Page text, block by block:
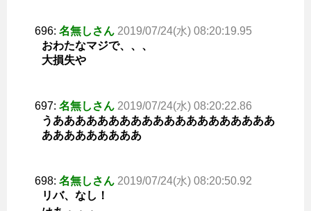
696: 名無しさん 2019/07/24(水) 08:20:19.95
おわたなマジで、、、
大損失や
697: 名無しさん 2019/07/24(水) 08:20:22.86
うああああああああああああああああああああ
あああああああああ
698: 名無しさん 2019/07/24(水) 08:20:50.92
リバ、なし！